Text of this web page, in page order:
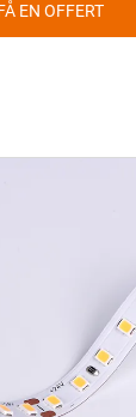
EN OFFERT